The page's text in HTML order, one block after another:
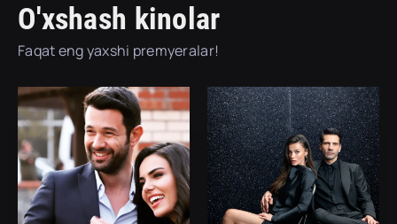
O'xshash kinolar
Faqat eng yaxshi premyeralar!